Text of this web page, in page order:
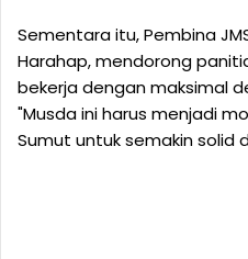
Sementara itu, Pembina
Harahap, mendorong
bekerja dengan maksimal
"Musda ini harus menjadi
Sumut untuk semakin solid